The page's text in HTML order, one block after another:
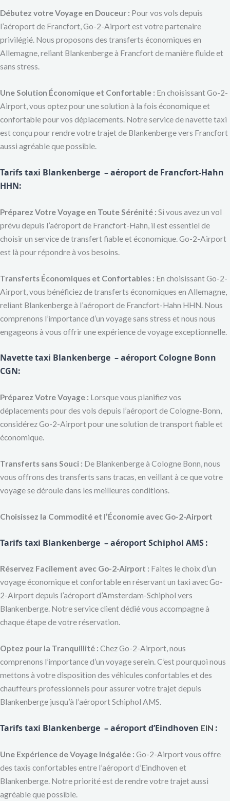
Débutez votre Voyage en Douceur : Pour vos vols depuis
l’aéroport de Francfort, Go-2-Airport est votre partenaire
privilégié. Nous proposons des transferts économiques en
Allemagne, reliant Blankenberge à Francfort de manière fluide et
sans stress.
Une Solution Économique et Confortable : En choisissant Go-2-
Airport, vous optez pour une solution à la fois économique et
confortable pour vos déplacements. Notre service de navette taxi
est conçu pour rendre votre trajet de Blankenberge vers Francfort
aussi agréable que possible.
Tarifs taxi Blankenberge – aéroport de Francfort-Hahn
HHN:
Préparez Votre Voyage en Toute Sérénité : Si vous avez un vol
prévu depuis l’aéroport de Francfort-Hahn, il est essentiel de
choisir un service de transfert fiable et économique. Go-2-Airport
est là pour répondre à vos besoins.
Transferts Économiques et Confortables : En choisissant Go-2-
Airport, vous bénéficiez de transferts économiques en Allemagne,
reliant Blankenberge à l’aéroport de Francfort-Hahn HHN. Nous
comprenons l’importance d’un voyage sans stress et nous nous
engageons à vous offrir une expérience de voyage exceptionnelle.
Navette taxi Blankenberge – aéroport Cologne Bonn
CGN:
Préparez Votre Voyage : Lorsque vous planifiez vos
déplacements pour des vols depuis l’aéroport de Cologne-Bonn,
considérez Go-2-Airport pour une solution de transport fiable et
économique.
Transferts sans Souci : De Blankenberge à Cologne Bonn, nous
vous offrons des transferts sans tracas, en veillant à ce que votre
voyage se déroule dans les meilleures conditions.
Choisissez la Commodité et l’Économie avec Go-2-Airport
Tarifs taxi Blankenberge – aéroport Schiphol AMS:
Réservez Facilement avec Go-2-Airport : Faites le choix d’un
voyage économique et confortable en réservant un taxi avec Go-
2-Airport depuis l’aéroport d’Amsterdam-Schiphol vers
Blankenberge. Notre service client dédié vous accompagne à
chaque étape de votre réservation.
Optez pour la Tranquillité : Chez Go-2-Airport, nous
comprenons l’importance d’un voyage serein. C’est pourquoi nous
mettons à votre disposition des véhicules confortables et des
chauffeurs professionnels pour assurer votre trajet depuis
Blankenberge jusqu’à l’aéroport Schiphol AMS.
Tarifs taxi Blankenberge – aéroport d’Eindhoven EIN :
Une Expérience de Voyage Inégalée : Go-2-Airport vous offre
des taxis confortables entre l’aéroport d’Eindhoven et
Blankenberge. Notre priorité est de rendre votre trajet aussi
agréable que possible.